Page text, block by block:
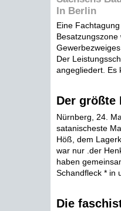
In Berlin
Eine
Der
angegliedert. Es
Der größte
Nürnberg, 24.
satanischeste
Höß, dem
war nur .der
haben
Schandfleck * in
Die